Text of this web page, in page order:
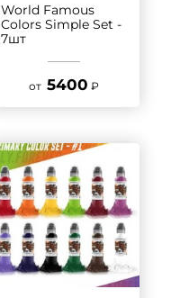
World Famous
Colors Simple Set -
7шт
от 5400 ₽